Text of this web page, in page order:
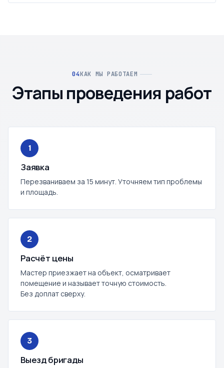
КАК МЫ РАБОТАЕМ
Этапы проведения работ
1
Заявка
Перезваниваем за 15 минут. Уточняем тип проблемы
и площадь.
2
Расчёт цены
Мастер приезжает на объект, осматривает
помещение и называет точную стоимость.
Без доплат сверху.
3
Выезд бригады